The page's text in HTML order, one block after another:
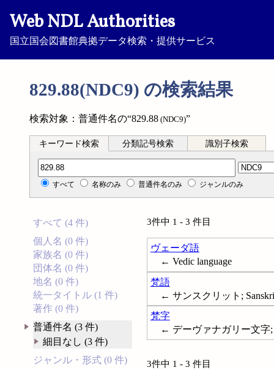
Web NDL Authorities
国立国会図書館典拠データ検索・提供サービス
829.88(NDC9) の検索結果
検索対象：普通件名の“829.88 (NDC9)”
キーワード検索 分類記号検索 識別子検索
分類記号検索
すべて 名称のみ 普通件名のみ ジャンルのみ
すべて (4 件)
個人名 (0 件)
家族名 (0 件)
団体名 (0 件)
地名 (0 件)
統一タイトル (1 件)
著作 (0 件)
普通件名 (3 件)
細目なし (3 件)
ジャンル・形式 (0 件)
3件中 1 - 3 件目
ヴェーダ語
← Vedic language
梵語
← サンスクリット;
梵字
← デーヴァナガリー文字;
3件中 1 - 3 件目